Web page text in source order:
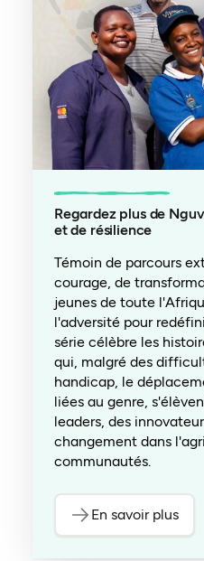
Regardez plus de
et de résilience
Témoin de parcours
courage, de
jeunes de toute
l'adversité pour
série célèbre les
qui, malgré des
handicap, le
liées au genre,
leaders, des
changement dans
communautés.
En savoir plus